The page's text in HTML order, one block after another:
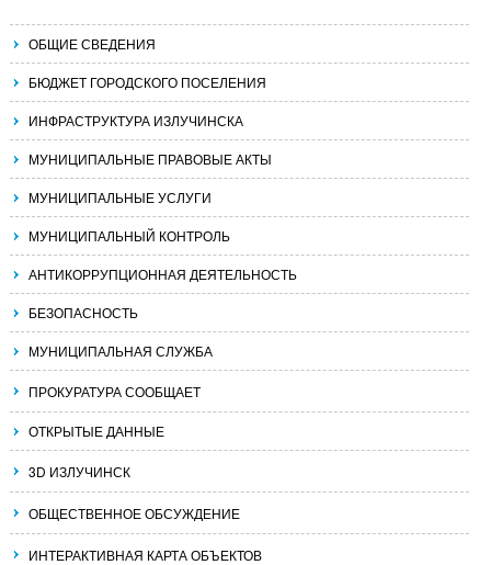
ОБЩИЕ СВЕДЕНИЯ
БЮДЖЕТ ГОРОДСКОГО ПОСЕЛЕНИЯ
ИНФРАСТРУКТУРА ИЗЛУЧИНСКА
МУНИЦИПАЛЬНЫЕ ПРАВОВЫЕ АКТЫ
МУНИЦИПАЛЬНЫЕ УСЛУГИ
МУНИЦИПАЛЬНЫЙ КОНТРОЛЬ
АНТИКОРРУПЦИОННАЯ ДЕЯТЕЛЬНОСТЬ
БЕЗОПАСНОСТЬ
МУНИЦИПАЛЬНАЯ СЛУЖБА
ПРОКУРАТУРА СООБЩАЕТ
ОТКРЫТЫЕ ДАННЫЕ
3D ИЗЛУЧИНСК
ОБЩЕСТВЕННОЕ ОБСУЖДЕНИЕ
ИНТЕРАКТИВНАЯ КАРТА ОБЪЕКТОВ